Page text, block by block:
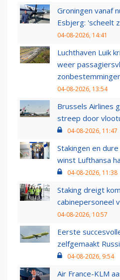
Groningen vanaf
Esbjerg: 'scheelt
04-08-2026, 14:41
Luchthaven Luik
weer
04-08-2026, 13:54
Brussels Airlines
streep door
04-08-2026, 11:47
Stakingen en
winst Lufthansa
04-08-2026, 11:38
Staking dreigt
cabinepersoneel
04-08-2026, 10:57
Eerste
zelfgemaakt
04-08-2026, 9:54
Air France-KLM